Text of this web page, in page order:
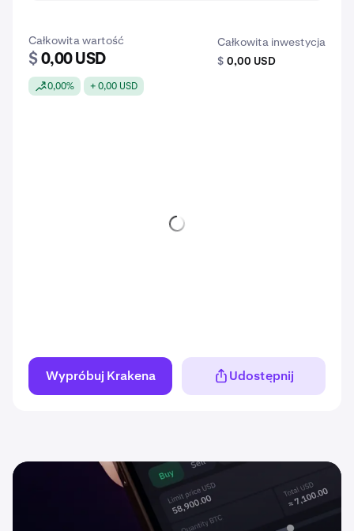
Całkowita wartość
$ 0,00 USD
0,00% + 0,00 USD
Całkowita inwestycja
$ 0,00 USD
Wypróbuj Krakena Udostępnij